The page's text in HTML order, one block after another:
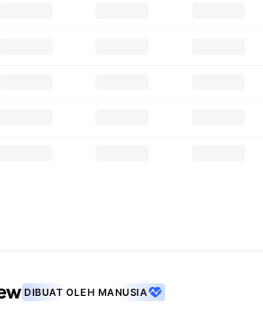
DIBUAT OLEH MANUSIA